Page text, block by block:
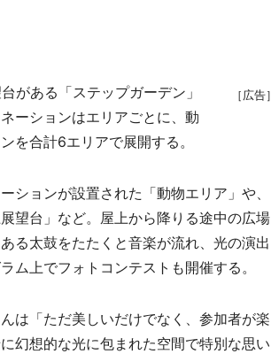
［広告］
がある「ステップガーデン」
ーションはエリアごとに、動
を合計6エリアで展開する。
ョンが設置された「動物エリア」や、
望台」など。屋上から降りる途中の広場
る太鼓をたたくと音楽が流れ、光の演出
ム上でフォトコンテストも開催する。
は「ただ美しいだけでなく、参加者が楽
幻想的な光に包まれた空間で特別な思い